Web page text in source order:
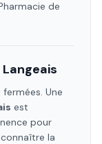
de
Langeais
Une
est
pour
la